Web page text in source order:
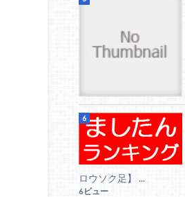
ロウソク足】 ...
6ビュー